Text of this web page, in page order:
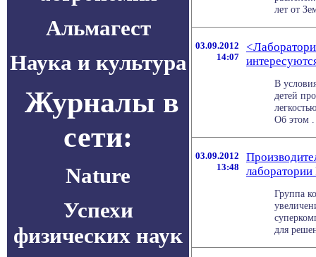
Альмагест
Наука и культура
Журналы в
сети:
Nature
Успехи
физических наук
лет от
03.09.2012
14:07
В
детей
Об этом
03.09.2012
13:48
Группа
для